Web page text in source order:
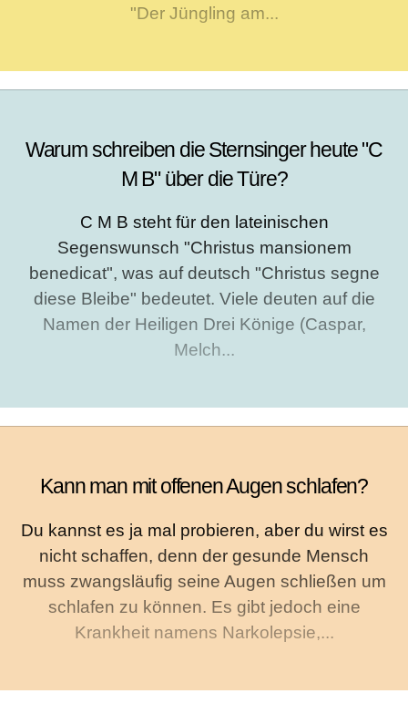
"Der Jüngling am...
Warum schreiben die Sternsinger heute "C
M B" über die Türe?
C M B steht für den lateinischen
Segenswunsch "Christus mansionem
benedicat", was auf deutsch "Christus segne
diese Bleibe" bedeutet. Viele deuten auf die
Namen der Heiligen Drei Könige (Caspar,
Melch...
Kann man mit offenen Augen schlafen?
Du kannst es ja mal probieren, aber du wirst es
nicht schaffen, denn der gesunde Mensch
muss zwangsläufig seine Augen schließen um
schlafen zu können. Es gibt jedoch eine
Krankheit namens Narkolepsie,...